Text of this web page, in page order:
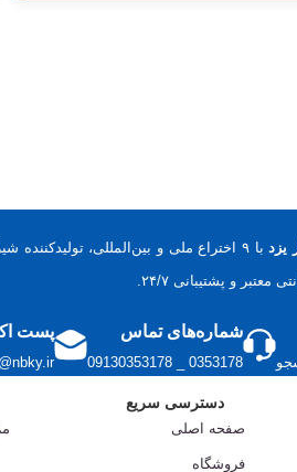
یزد
معتبر و پشتیبانی ۲۴/۷.
شماره‌های تماس
0353178 _ 09130353178
پست
دسترسی سریع
صفحه اصلی
فروشگاه